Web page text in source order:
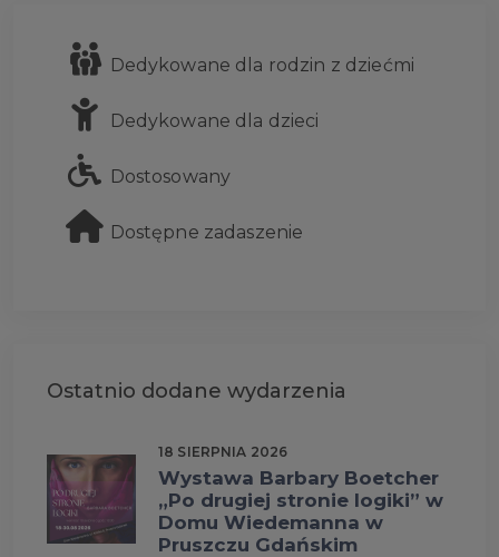
Dedykowane dla rodzin z dziećmi
Dedykowane dla dzieci
Dostosowany
Dostępne zadaszenie
Ostatnio dodane wydarzenia
18 SIERPNIA 2026
Wystawa Barbary Boetcher
„Po drugiej stronie logiki” w
Domu Wiedemanna w
Pruszczu Gdańskim